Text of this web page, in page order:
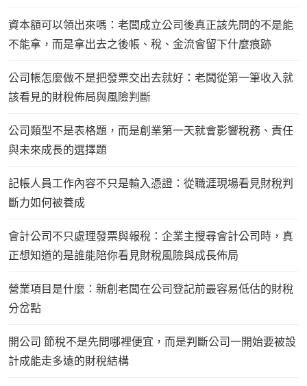
資本額可以領出來嗎：老闆成立公司後真正該先問的不是能
不能拿，而是拿出去之後帳、稅、金流會留下什麼痕跡
公司帳怎麼做不是把發票交出去就好：老闆從第一筆收入就
該看見的財稅佈局與風險判斷
公司類型不是表格題，而是創業第一天就會影響稅務、責任
與未來成長的選擇題
記帳人員工作內容不只是輸入憑證：從職涯現場看見財稅判
斷力如何被養成
會計公司不只處理發票與報稅：企業主搜尋會計公司時，真
正想知道的是誰能陪你看見財稅風險與成長佈局
營業項目是什麼：新創老闆在公司登記前最容易低估的財稅
分岔點
開公司 節稅不是先問哪裡便宜，而是判斷公司一開始要被設
計成能走多遠的財稅結構